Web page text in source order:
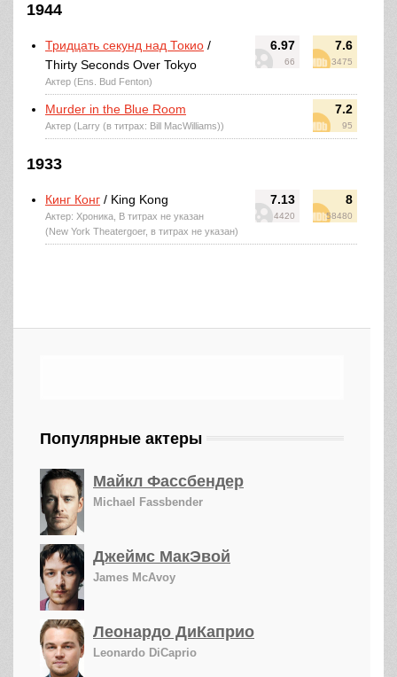
1944
6.97
66
7.6
3475
Тридцать секунд над Токио /
Thirty Seconds Over Tokyo
Актер (Ens. Bud Fenton)
7.2
95
Murder in the Blue Room
Актер (Larry (в титрах: Bill MacWilliams))
1933
7.13
4420
8
58480
Кинг Конг / King Kong
Актер: Хроника, В титрах не указан
(New York Theatergoer, в титрах не указан)
Популярные актеры
Майкл Фассбендер
Michael Fassbender
Джеймс МакЭвой
James McAvoy
Леонардо ДиКаприо
Leonardo DiCaprio